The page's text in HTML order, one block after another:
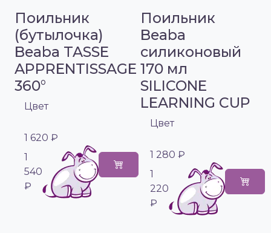
Поильник
(бутылочка)
Beaba TASSE
APPRENTISSAGE
360°
Цвет
1 620 ₽
1
540
₽
Поильник
Beaba
силиконовый
170 мл
SILICONE
LEARNING CUP
Цвет
1 280 ₽
1
220
₽